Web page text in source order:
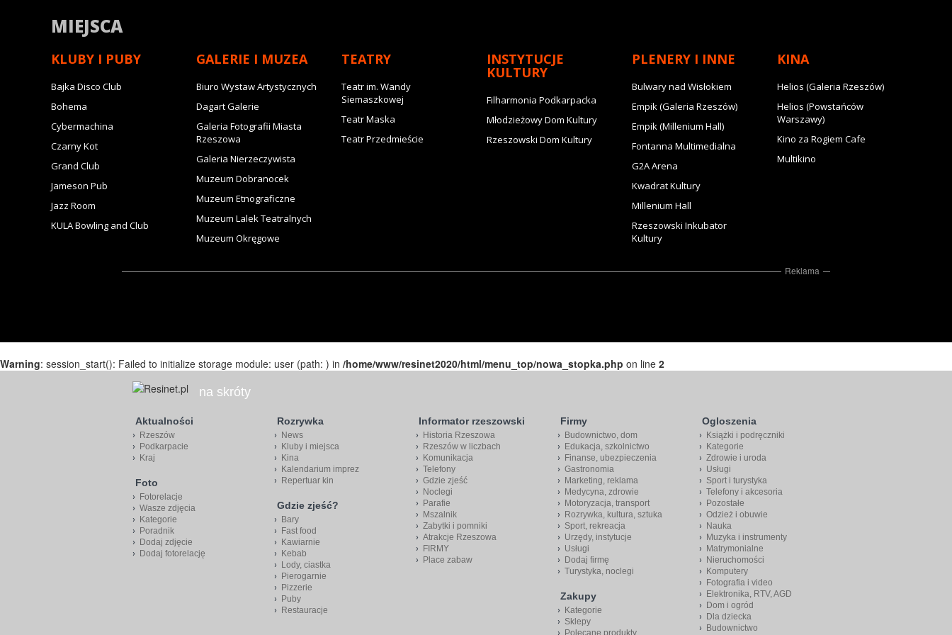
MIEJSCA
KLUBY I PUBY
Bajka Disco Club
Bohema
Cybermachina
Czarny Kot
Grand Club
Jameson Pub
Jazz Room
KULA Bowling and Club
GALERIE I MUZEA
Biuro Wystaw Artystycznych
Dagart Galerie
Galeria Fotografii Miasta
Rzeszowa
Galeria Nierzeczywista
Muzeum Dobranocek
Muzeum Etnograficzne
Muzeum Lalek Teatralnych
Muzeum Okręgowe
TEATRY
Teatr im. Wandy
Siemaszkowej
Teatr Maska
Teatr Przedmieście
INSTYTUCJE
KULTURY
Filharmonia Podkarpacka
Młodzieżowy Dom Kultury
Rzeszowski Dom Kultury
PLENERY I INNE
Bulwary nad Wisłokiem
Empik (Galeria Rzeszów)
Empik (Millenium Hall)
Fontanna Multimedialna
G2A Arena
Kwadrat Kultury
Millenium Hall
Rzeszowski Inkubator
Kultury
KINA
Helios (Galeria Rzeszów)
Helios (Powstańców
Warszawy)
Kino za Rogiem Cafe
Multikino
Reklama
Warning: session_start(): Failed to initialize storage module: user (path: ) in /home/www/resinet2020/html/menu_top/nowa_stopka.php on line 2
na skróty
Aktualności
Rzeszów
Podkarpacie
Kraj
Foto
Fotorelacje
Wasze zdjęcia
Kategorie
Poradnik
Dodaj zdjęcie
Dodaj fotorelację
Rozrywka
News
Kluby i miejsca
Kina
Kalendarium imprez
Repertuar kin
Gdzie zjeść?
Bary
Fast food
Kawiarnie
Kebab
Lody, ciastka
Pierogarnie
Pizzerie
Puby
Restauracje
Informator rzeszowski
Historia Rzeszowa
Rzeszów w liczbach
Komunikacja
Telefony
Gdzie zjeść
Noclegi
Parafie
Mszalnik
Zabytki i pomniki
Atrakcje Rzeszowa
FIRMY
Place zabaw
Firmy
Budownictwo, dom
Edukacja, szkolnictwo
Finanse, ubezpieczenia
Gastronomia
Marketing, reklama
Medycyna, zdrowie
Motoryzacja, transport
Rozrywka, kultura, sztuka
Sport, rekreacja
Urzędy, instytucje
Usługi
Dodaj firmę
Turystyka, noclegi
Zakupy
Kategorie
Sklepy
Polecane produkty
Ogloszenia
Książki i podręczniki
Kategorie
Zdrowie i uroda
Usługi
Sport i turystyka
Telefony i akcesoria
Pozostałe
Odzież i obuwie
Nauka
Muzyka i instrumenty
Matrymonialne
Nieruchomości
Komputery
Fotografia i video
Elektronika, RTV, AGD
Dom i ogród
Dla dziecka
Budownictwo